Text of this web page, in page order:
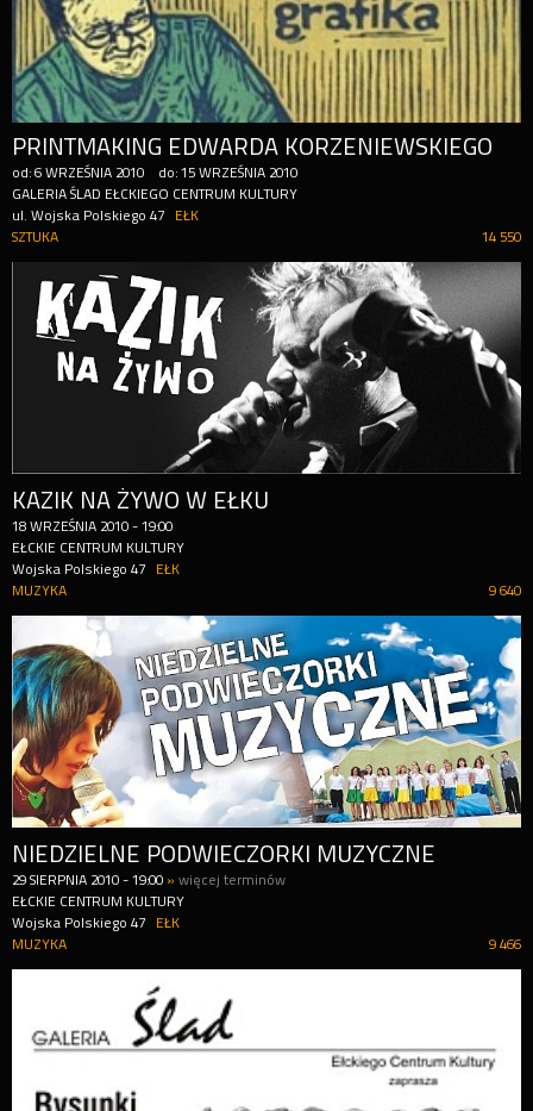
PRINTMAKING EDWARDA KORZENIEWSKIEGO
od:6 WRZEŚNIA 2010 do:15 WRZEŚNIA 2010
GALERIA ŚLAD EŁCKIEGO CENTRUM KULTURY
ul. Wojska Polskiego 47
EŁK
14 550
SZTUKA
KAZIK NA ŻYWO W EŁKU
18 WRZEŚNIA 2010 -19:00
EŁCKIE CENTRUM KULTURY
Wojska Polskiego 47
EŁK
9 640
MUZYKA
NIEDZIELNE PODWIECZORKI MUZYCZNE
29 SIERPNIA 2010 -19:00 »więcej terminów
EŁCKIE CENTRUM KULTURY
Wojska Polskiego 47
EŁK
9 466
MUZYKA